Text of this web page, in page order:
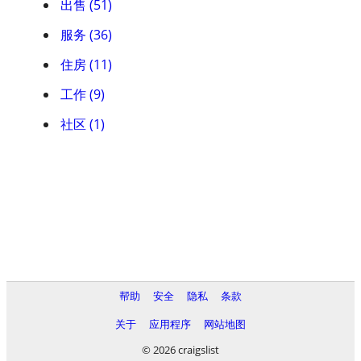
出售 (51)
服务 (36)
住房 (11)
工作 (9)
社区 (1)
帮助 安全 隐私
条款
关于
应用程序
网站地图
© 2026 craigslist